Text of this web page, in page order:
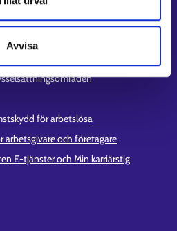
Avvisa
på andra språk
för arbetslösa
arbetsgivare och företagare
E-tjänster och Min karriärstig